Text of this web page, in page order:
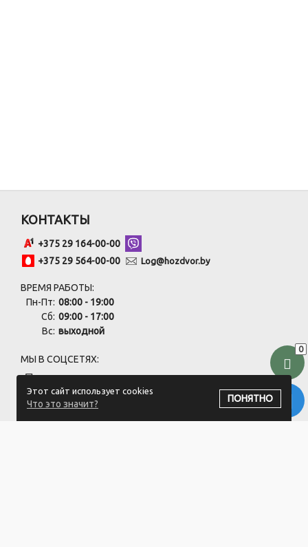
0
Этот сайт использует cookies
Что это значит?
ПОНЯТНО
КОНТАКТЫ
+375 29 164-00-00
+375 29 564-00-00
Log@hozdvor.by
ВРЕМЯ РАБОТЫ:
Пн-Пт: 08:00 - 19:00
Сб: 09:00 - 17:00
Вс: выходной
МЫ В СОЦСЕТЯХ:
ПОДПИСАТЬСЯ НА РАССЫЛКУ